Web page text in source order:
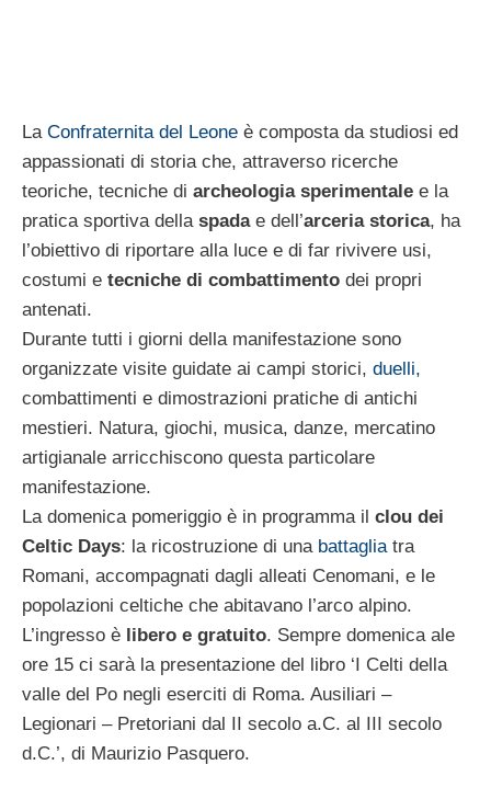
La Confraternita del Leone è composta da studiosi ed
appassionati di storia che, attraverso ricerche
teoriche, tecniche di archeologia sperimentale e la
pratica sportiva della spadae dell’arceria storica, ha
l’obiettivo di riportare alla luce e di far rivivere usi,
costumi e tecniche di combattimento dei propri
antenati.
Durante tutti i giorni della manifestazione sono
organizzate visite guidate ai campi storici, duelli,
combattimenti e dimostrazioni pratiche di antichi
mestieri. Natura, giochi, musica, danze, mercatino
artigianale arricchiscono questa particolare
manifestazione.
La domenica pomeriggio è in programma il clou dei
Celtic Days: la ricostruzione di una battaglia tra
Romani, accompagnati dagli alleati Cenomani, e le
popolazioni celtiche che abitavano l’arco alpino.
L’ingresso è libero e gratuito. Sempre domenica ale
ore 15 ci sarà la presentazione del libro ‘I Celti della
valle del Po negli eserciti di Roma. Ausiliari –
Legionari – Pretoriani dal II secolo a.C. al III secolo
d.C.’, di Maurizio Pasquero.